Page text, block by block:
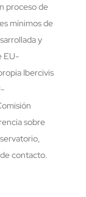
proceso de
mínimos de
y
EU-
Ibercivis
sobre
contacto.